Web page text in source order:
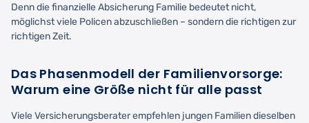
Denn die finanzielle Absicherung Familie bedeutet nicht,
möglichst viele Policen abzuschließen – sondern die richtigen zur
richtigen Zeit.
Das Phasenmodell der Familienvorsorge:
Warum eine Größe nicht für alle passt
Viele Versicherungsberater empfehlen jungen Familien dieselben